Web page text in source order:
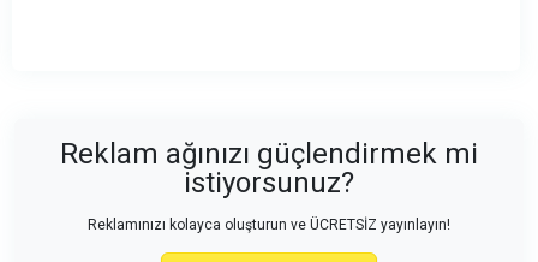
Reklam ağınızı güçlendirmek mi
istiyorsunuz?
Reklamınızı kolayca oluşturun ve ÜCRETSİZ yayınlayın!